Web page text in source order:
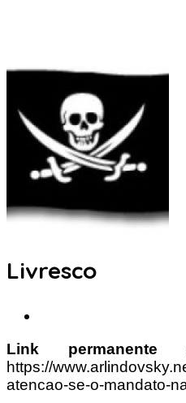
Livresco
Link
https://
atencao-se-o-mandato-